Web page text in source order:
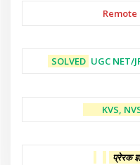
Remote
SOLVED UGC NET/
KVS,
प्रेरक